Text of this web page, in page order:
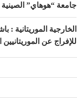
جامعة “هوهاي” الصينية
الخارجية الموريتانية :
للإفراج عن